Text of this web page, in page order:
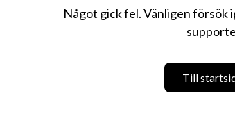
Något gick fel. Vänligen försök
Till